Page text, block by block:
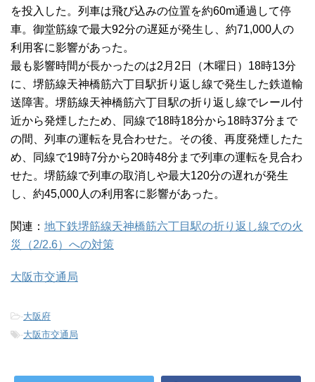
を投入した。列車は飛び込みの位置を約60m通過して停
車。御堂筋線で最大92分の遅延が発生し、約71,000人の
利用客に影響があった。
最も影響時間が長かったのは2月2日（木曜日）18時13分
に、堺筋線天神橋筋六丁目駅折り返し線で発生した鉄道輸
送障害。堺筋線天神橋筋六丁目駅の折り返し線でレール付
近から発煙したため、同線で18時18分から18時37分まで
の間、列車の運転を見合わせた。その後、再度発煙したた
め、同線で19時7分から20時48分まで列車の運転を見合わ
せた。堺筋線で列車の取消しや最大120分の遅れが発生
し、約45,000人の利用客に影響があった。
関連： 地下鉄堺筋線天神橋筋六丁目駅の折り返し線での火
災（2/2.6）への対策
大阪市交通局
-大阪府
-大阪市交通局